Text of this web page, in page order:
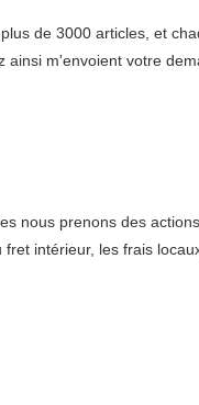
de 3000 articles, et
m'envoient votre
nous prenons des
intérieur, les frais